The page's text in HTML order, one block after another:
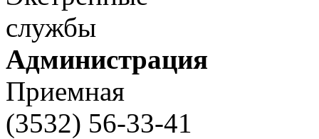
Администрация
Приемная
(3532) 56-33-41